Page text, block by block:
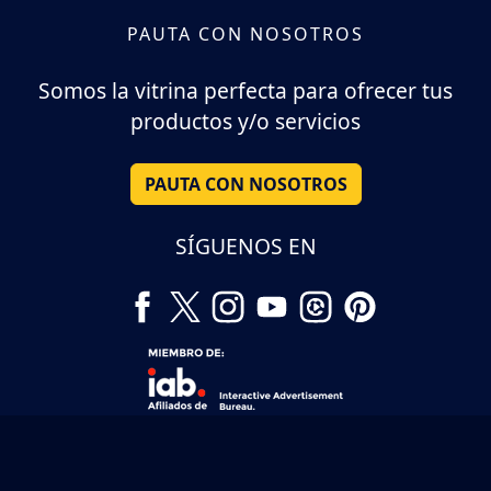
PAUTA CON NOSOTROS
Somos la vitrina perfecta para ofrecer tus
productos y/o servicios
PAUTA CON NOSOTROS
SÍGUENOS EN